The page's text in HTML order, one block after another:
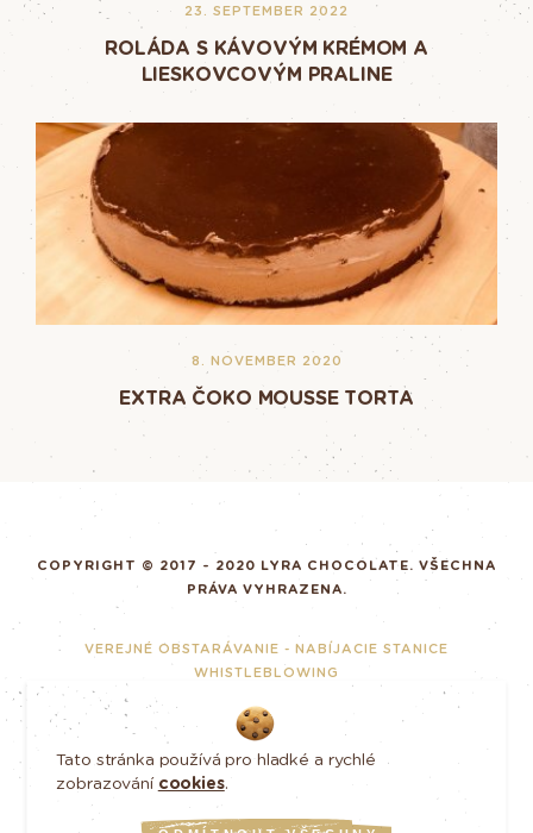
23. SEPTEMBER 2022
ROLÁDA S KÁVOVÝM KRÉMOM A
LIESKOVCOVÝM PRALINE
8. NOVEMBER 2020
EXTRA ČOKO MOUSSE TORTA
COPYRIGHT © 2017 - 2020 LYRA CHOCOLATE. VŠECHNA
PRÁVA VYHRAZENA.
VEREJNÉ OBSTARÁVANIE - NABÍJACIE STANICE
WHISTLEBLOWING
GDPR
TUTO WEBSTRÁNKU VYROBILO ART4WEB
Tato stránka používá pro hladké a rychlé
zobrazování cookies.